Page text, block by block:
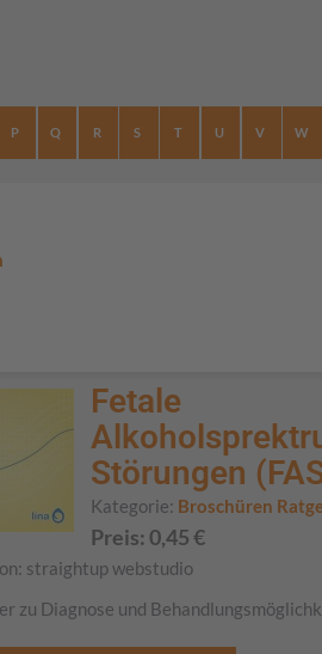
P Q R S T U V W
Fetale
Störungen
Kategorie: Broschüren
Preis: 0,45€
straightup webstudio
zu Diagnose und